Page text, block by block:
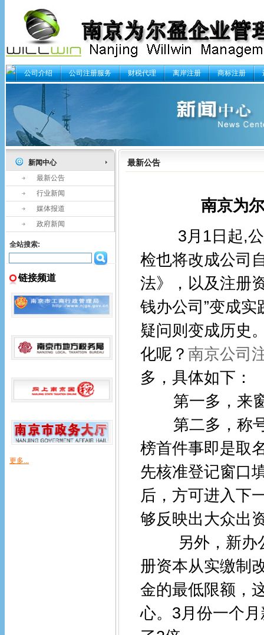
公司介绍 公司注册服务 财税代理 离岸注册 商标注册
新闻中心
最新公告
行业新闻
媒体报道
政府新闻
全站搜索:
链接频道
更多...
最新公告
南京为
3月1日起,公
检也将改成公司
法》，以及注册
钱办公司”变成
疑问则变成历史
化呢？ 南京公司
多，具体如下：
第一多，来窗
第二多，称号
榜首件事即是取
先核准登记窗口
后，方可进入下
够反映出大众出
另外，新办公
册资本从实缴制
金的最低限额，
心。3月份一个